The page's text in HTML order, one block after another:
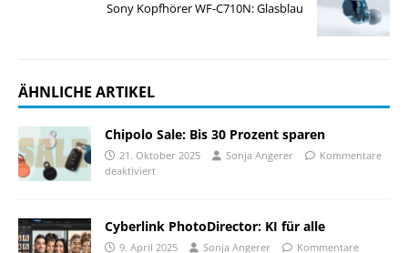
Sony Kopfhörer WF-C710N: Glasblau
ÄHNLICHE ARTIKEL
Chipolo Sale: Bis 30 Prozent sparen
21. Oktober 2025 Sonja Angerer
Kommentare
deaktiviert
Cyberlink PhotoDirector: KI für alle
9. April 2025 Sonja Angerer
Kommentare